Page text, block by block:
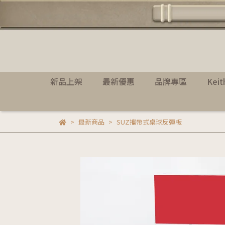
新品上架 最新優惠 品牌專區
最新商品 SUZ攜帶式桌球反彈板